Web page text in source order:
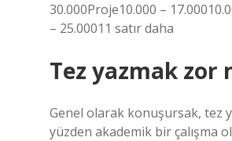
30.000Proje10.000 –
– 25.00011 satır daha
Tez yazmak zor
Genel olarak konuşursak, tez
yüzden akademik bir çalışma